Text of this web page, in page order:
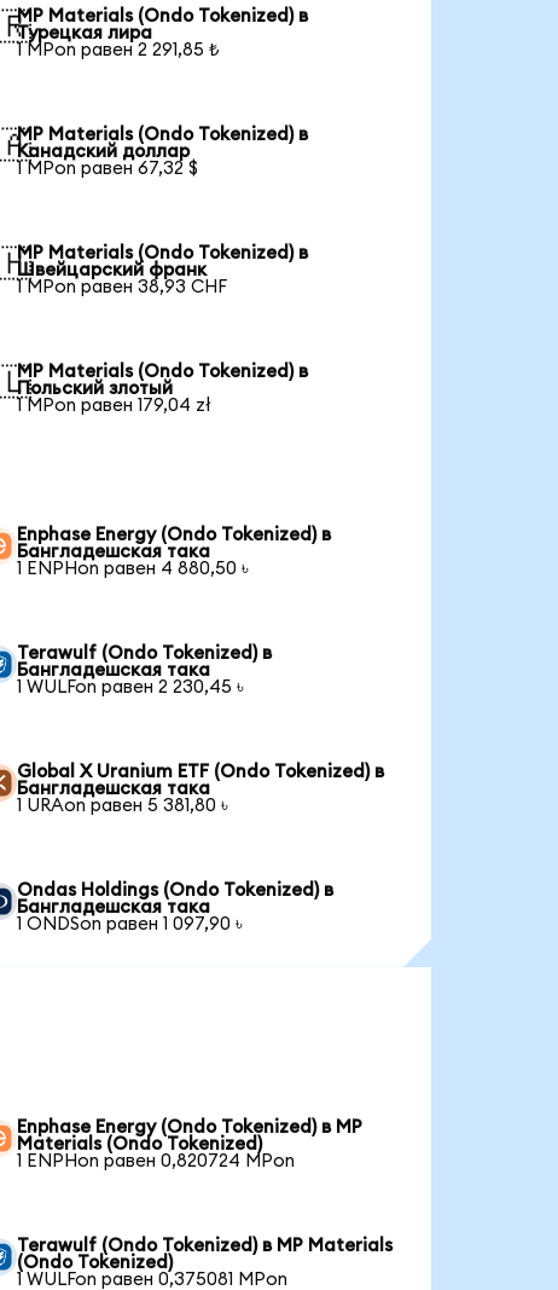
MP Materials (Ondo Tokenized) в
Турецкая лира
1 MPon равен 2 291,85 ₺
MP Materials (Ondo Tokenized) в
Канадский доллар
1 MPon равен 67,32 $
MP Materials (Ondo Tokenized) в
Швейцарский франк
1 MPon равен 38,93 CHF
MP Materials (Ondo Tokenized) в
Польский злотый
1 MPon равен 179,04 zł
Enphase Energy (Ondo Tokenized) в
Бангладешская така
1 ENPHon равен 4 880,50 ৳
Terawulf (Ondo Tokenized) в
Бангладешская така
1 WULFon равен 2 230,45 ৳
Global X Uranium ETF (Ondo Tokenized) в
Бангладешская така
1 URAon равен 5 381,80 ৳
Ondas Holdings (Ondo Tokenized) в
Бангладешская така
1 ONDSon равен 1 097,90 ৳
Enphase Energy (Ondo Tokenized) в MP
Materials (Ondo Tokenized)
1 ENPHon равен 0,820724 MPon
Terawulf (Ondo Tokenized) в MP Materials
(Ondo Tokenized)
1 WULFon равен 0,375081 MPon